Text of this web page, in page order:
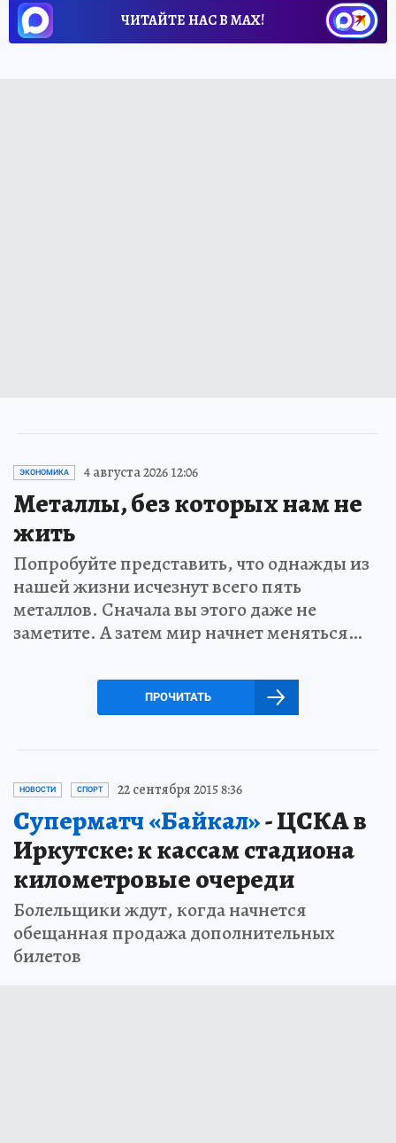
ЧИТАЙТЕ НАС В МАХ!
ЭКОНОМИКА 4 августа 2026 12:06
Металлы, без которых нам не
жить
Попробуйте представить, что однажды из
нашей жизни исчезнут всего пять
металлов. Сначала вы этого даже не
заметите. А затем мир начнет меняться…
ПРОЧИТАТЬ
НОВОСТИ СПОРТ 22 сентября 2015 8:36
Суперматч «Байкал»- ЦСКА в
Иркутске: к кассам стадиона
километровые очереди
Болельщики ждут, когда начнется
обещанная продажа дополнительных
билетов